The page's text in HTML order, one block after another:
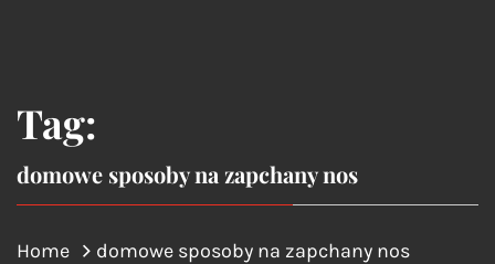
Tag:
domowe sposoby na zapchany nos
Home domowe sposoby na zapchany nos